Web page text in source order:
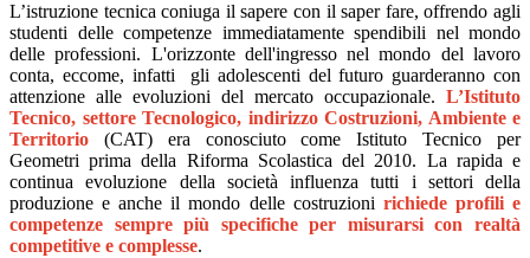
L’istruzione tecnica coniuga il sapere con il saper fare, offrendo agli
studenti delle competenze immediatamente spendibili nel mondo
delle professioni. L'orizzonte dell'ingresso nel mondo del lavoro
conta, eccome, infatti gli adolescenti del futuro guarderanno con
attenzione alle evoluzioni del mercato occupazionale. L’Istituto
Tecnico, settore Tecnologico, indirizzo Costruzioni, Ambiente e
Territorio (CAT) era conosciuto come Istituto Tecnico per
Geometri prima della Riforma Scolastica del 2010. La rapida e
continua evoluzione della società influenza tutti i settori della
produzione e anche il mondo delle costruzioni richiede profili e
competenze sempre più specifiche per misurarsi con realtà
competitive e complesse.